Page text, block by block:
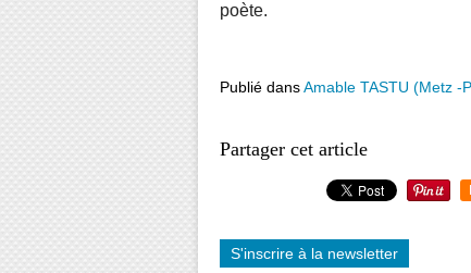
poète.
Publié dansAmable TASTU (Metz -
Partager cet article
S'inscrire à la newsletter